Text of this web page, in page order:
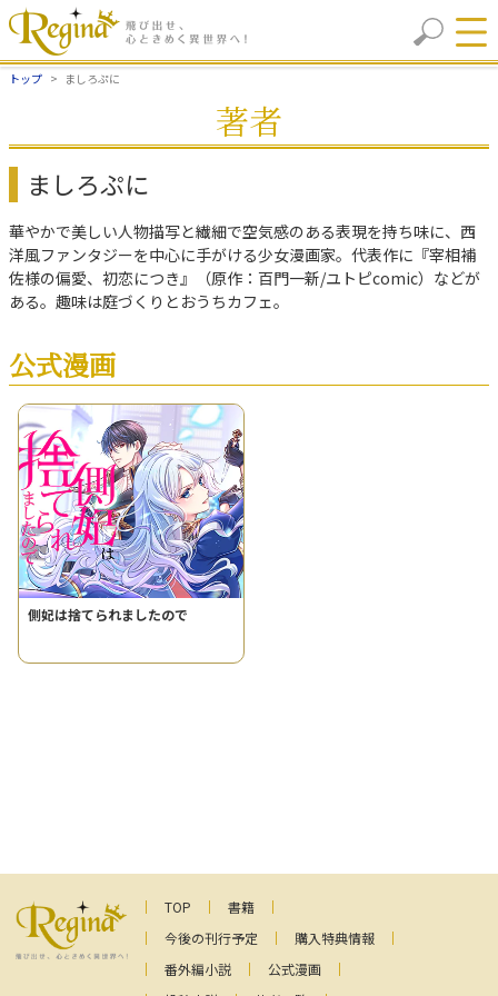
トップ ましろぷに
著者
ましろぷに
華やかで美しい人物描写と繊細で空気感のある表現を持ち味に、西
洋風ファンタジーを中心に手がける少女漫画家。代表作に『宰相補
佐様の偏愛、初恋につき』（原作：百門一新/ユトピcomic）などが
ある。趣味は庭づくりとおうちカフェ。
公式漫画
側妃は捨てられましたので
TOP
書籍
今後の刊行予定
購入特典情報
番外編小説
公式漫画